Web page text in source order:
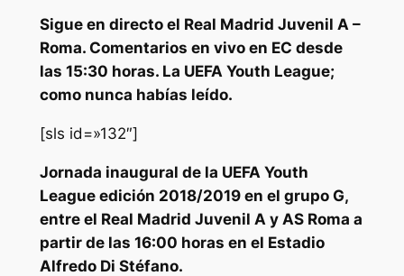
Sigue en directo el Real Madrid Juvenil A –
Roma. Comentarios en vivo en EC desde
las 15:30 horas. La UEFA Youth League;
como nunca habías leído.
[sls id=»132″]
Jornada inaugural de la UEFA Youth
League edición 2018/2019 en el grupo G,
entre el Real Madrid Juvenil A y AS Roma a
partir de las 16:00 horas en el Estadio
Alfredo Di Stéfano.